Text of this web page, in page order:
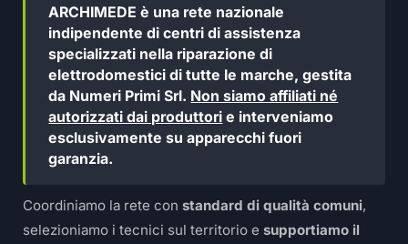
ARCHIMEDE è una rete nazionale
indipendente di centri di assistenza
specializzati nella riparazione di
elettrodomestici di tutte le marche, gestita
da Numeri Primi Srl. Non siamo affiliati né
autorizzati dai produttori e interveniamo
esclusivamente su apparecchi fuori
garanzia.
Coordiniamo la rete constandard di qualità comuni,
selezioniamo i tecnici sul territorio esupportiamo il